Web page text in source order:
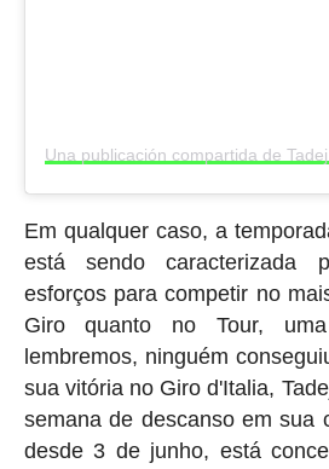
Em qualquer caso, a
está sendo caracterizada
esforços para competir no
Giro quanto no Tour,
lembremos, ninguém
sua vitória no Giro d'Italia,
semana de descanso em sua
desde 3 de junho, está